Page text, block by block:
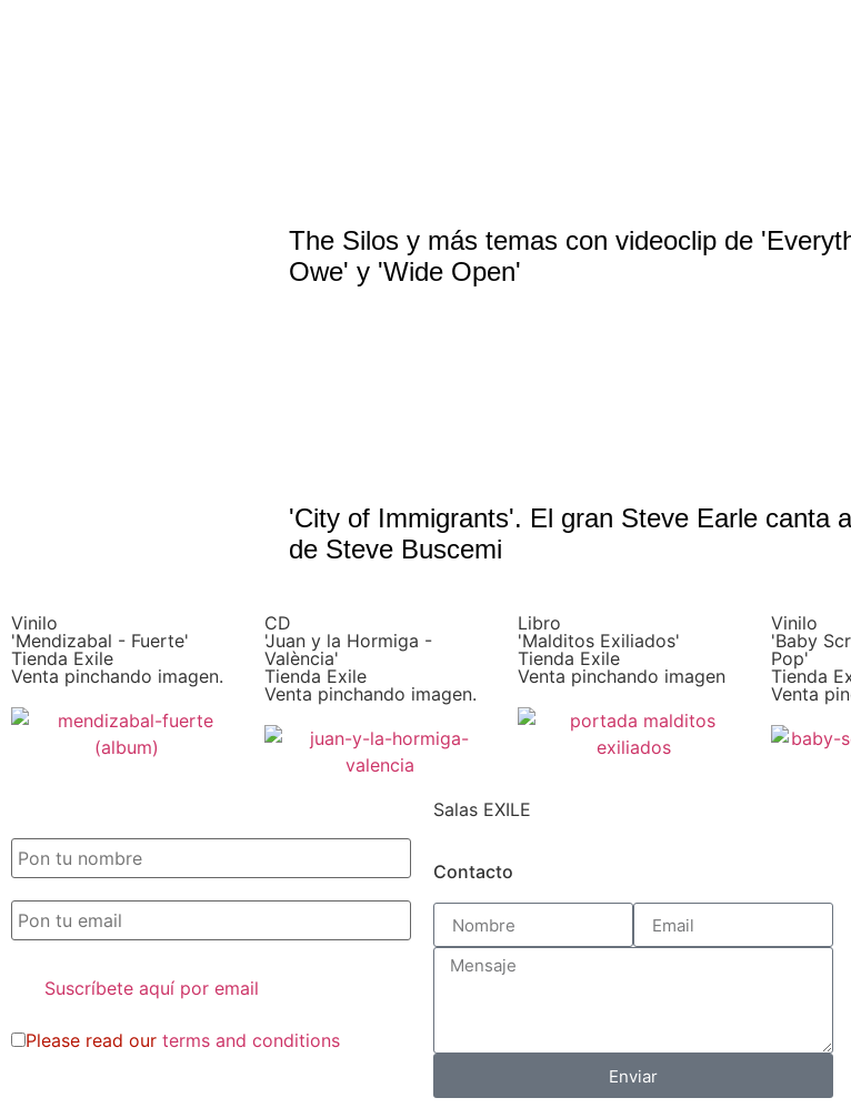
The Silos y más temas con videoclip de
Owe' y 'Wide Open'
'City of Immigrants'. El gran Steve Earle canta
de Steve Buscemi
Vinilo
'Mendizabal - Fuerte'
Tienda Exile
Venta pinchando imagen.
CD
'Juan y la Hormiga -
València'
Tienda Exile
Venta pinchando imagen.
Libro
'Malditos Exiliados'
Tienda Exile
Venta pinchando imagen
Vinilo
'Baby
Pop'
Tienda
Venta
Please read our terms and conditions
Salas EXILE
Contacto
Enviar